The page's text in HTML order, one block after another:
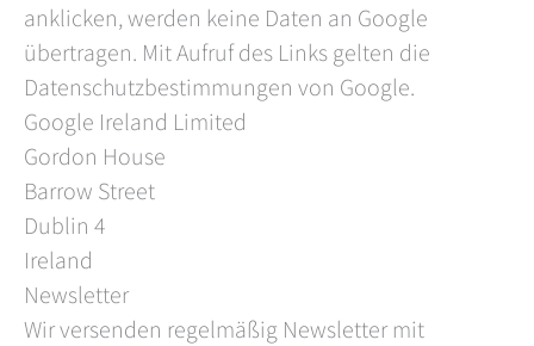
anklicken, werden keine Daten an Google
übertragen. Mit Aufruf des Links gelten die
Datenschutzbestimmungen von Google.
Google Ireland Limited
Gordon House
Barrow Street
Dublin 4
Ireland
Newsletter
Wir versenden regelmäßig Newsletter mit